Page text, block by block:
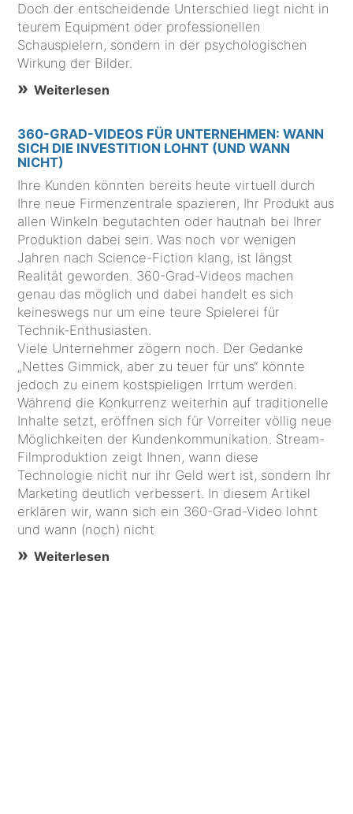
Doch der entscheidende Unterschied liegt nicht in
teurem Equipment oder professionellen
Schauspielern, sondern in der psychologischen
Wirkung der Bilder.
Weiterlesen
360-GRAD-VIDEOS FÜR UNTERNEHMEN: WANN
SICH DIE INVESTITION LOHNT (UND WANN
NICHT)
Ihre Kunden könnten bereits heute virtuell durch
Ihre neue Firmenzentrale spazieren, Ihr Produkt aus
allen Winkeln begutachten oder hautnah bei Ihrer
Produktion dabei sein. Was noch vor wenigen
Jahren nach Science-Fiction klang, ist längst
Realität geworden. 360-Grad-Videos machen
genau das möglich und dabei handelt es sich
keineswegs nur um eine teure Spielerei für
Technik-Enthusiasten.
Viele Unternehmer zögern noch. Der Gedanke
„Nettes Gimmick, aber zu teuer für uns“ könnte
jedoch zu einem kostspieligen Irrtum werden.
Während die Konkurrenz weiterhin auf traditionelle
Inhalte setzt, eröffnen sich für Vorreiter völlig neue
Möglichkeiten der Kundenkommunikation. Stream-
Filmproduktion zeigt Ihnen, wann diese
Technologie nicht nur ihr Geld wert ist, sondern Ihr
Marketing deutlich verbessert. In diesem Artikel
erklären wir, wann sich ein 360-Grad-Video lohnt
und wann (noch) nicht
Weiterlesen